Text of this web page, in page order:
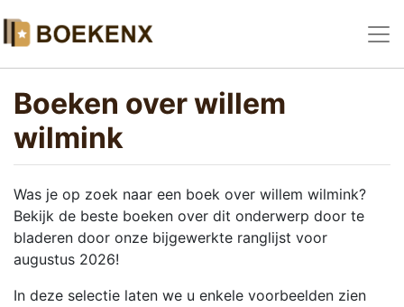
Boeken over willem
wilmink
Was je op zoek naar een boek over willem wilmink?
Bekijk de beste boeken over dit onderwerp door te
bladeren door onze bijgewerkte ranglijst voor
augustus 2026!
In deze selectie laten we u enkele voorbeelden zien